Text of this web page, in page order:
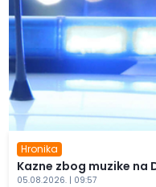
Hronika
Kazne zbog muzike na
05.08.2026. | 09:57